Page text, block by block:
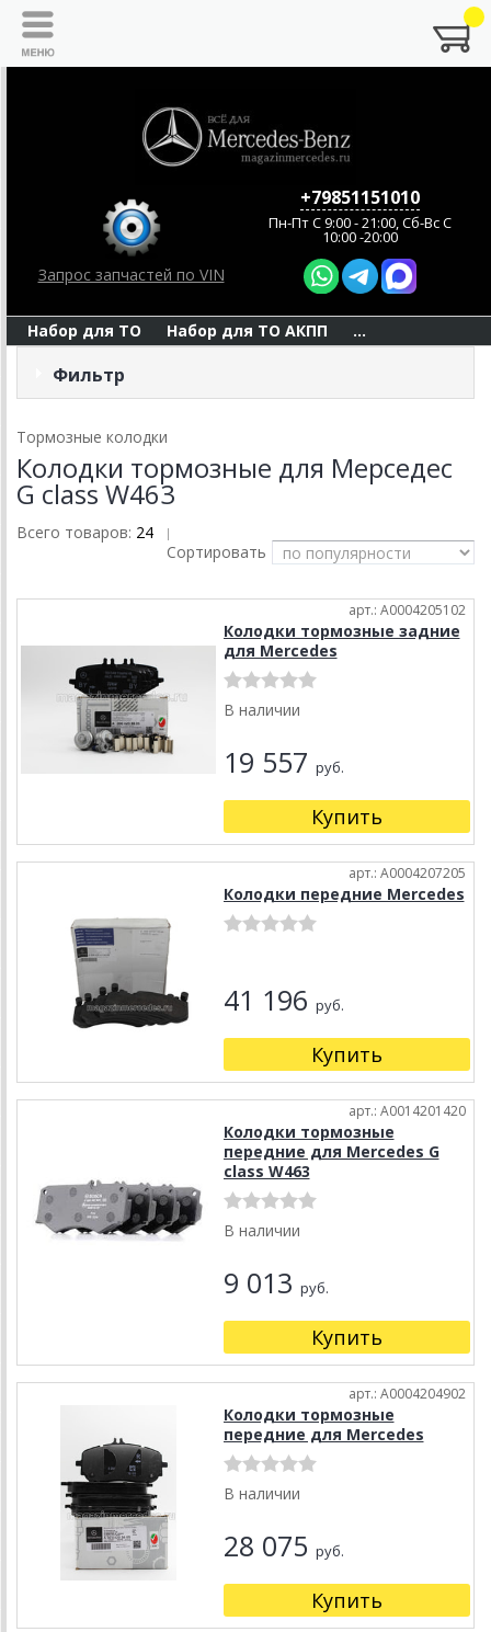
Запрос запчастей по VIN
+79851151010
Пн-Пт C 9:00 - 21:00, Сб-Вс С
10:00 -20:00
Набор для ТО Набор для ТО АКПП ...
Фильтр
Тормозные колодки
Колодки тормозные для Мерседес
G class W463
Всего товаров: 24 |
Сортировать
арт.: A0004205102
Колодки тормозные задние
для Mercedes
В наличии
19 557 руб.
Купить
арт.: A0004207205
Колодки передние Mercedes
41 196 руб.
Купить
арт.: A0014201420
Колодки тормозные
передние для Mercedes G
class W463
В наличии
9 013 руб.
Купить
арт.: A0004204902
Колодки тормозные
передние для Mercedes
В наличии
28 075 руб.
Купить